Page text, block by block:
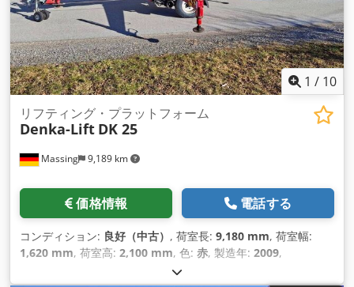
1 / 10
Massing 9,189 km
リフティング・プラットフォーム
Denka-Lift DK 25
価格情報 電話する
コンディション: 良好（中古） , 荷室長: 9,180 mm, 荷室幅:
1,620 mm, 荷室高: 2,100 mm, 色: 赤, 製造年: 2009,